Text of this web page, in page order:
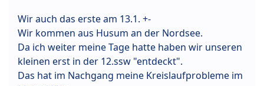
Wir auch das erste am 13.1. +-
Wir kommen aus Husum an der Nordsee.
Da ich weiter meine Tage hatte haben wir unseren
kleinen erst in der 12.ssw "entdeckt".
Das hat im Nachgang meine Kreislaufprobleme im